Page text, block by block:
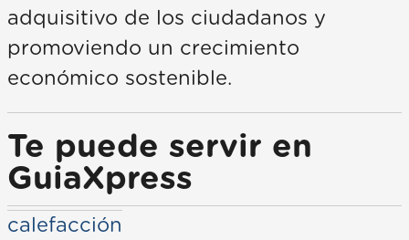
adquisitivo de los ciudadanos y
promoviendo un crecimiento
económico sostenible.
Te puede servir en
GuiaXpress
calefacción